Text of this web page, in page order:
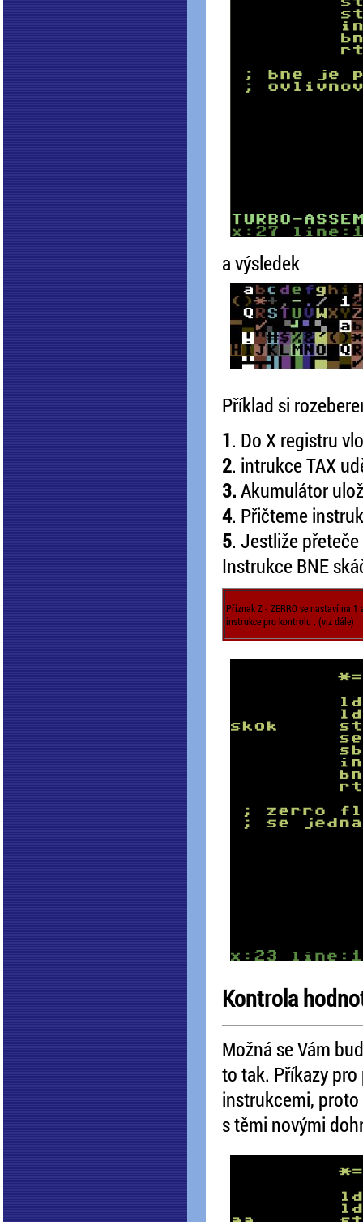
a výsledek
Příklad si
1. Do X registru
2. intrukce TAX
3.Akumulátor
4. Přičteme
5. Jestliže přeteče
Instrukce BNE
Příznak Z - ZERRO se nastaví na
instrukce pro kontrolu . (viz dále)
Kontrola
Možná se Vám
to tak. Příkazy
instrukcemi,
s těmi novými